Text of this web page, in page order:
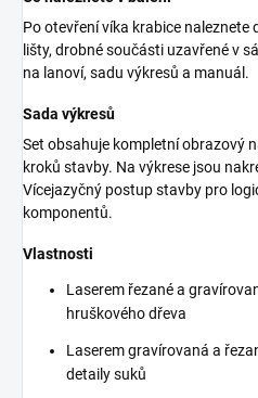
Po otevření víka krabice naleznete
lišty, drobné součásti uzavřené v
na lanoví, sadu výkresů a manuál.
Sada výkresů
Set obsahuje kompletní obrazový
kroků stavby. Na výkrese jsou
Vícejazyčný postup stavby pro
komponentů.
Vlastnosti
Laserem řezané a
hruškového dřeva
Laserem gravírovaná a
detaily suků